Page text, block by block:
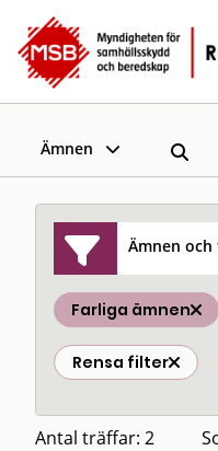
Ämnen
Ämnen
Farliga ämnen
Rensa filter
Antal träffar: 2